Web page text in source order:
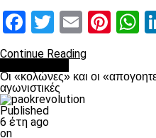
Facebook
Twitter
Email
Continue Reading
Οι «κολώνες» και οι
αγωνιστικές
Published
6 έτη ago
on